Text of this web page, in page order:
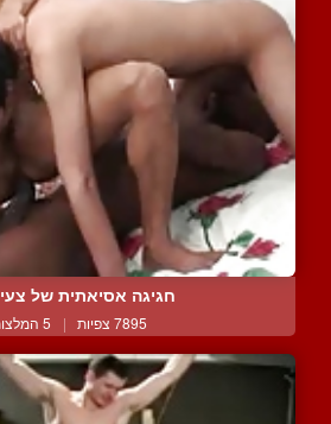
חגיגה אסיאתית של
7895 צפיות | 5 המלצות